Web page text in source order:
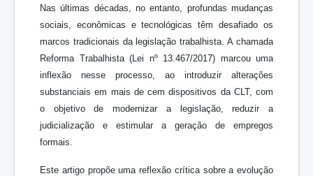
Nas últimas décadas, no entanto, profundas mudanças
sociais, econômicas e tecnológicas têm desafiado os
marcos tradicionais da legislação trabalhista. A chamada
Reforma Trabalhista (Lei nº 13.467/2017) marcou uma
inflexão nesse processo, ao introduzir alterações
substanciais em mais de cem dispositivos da CLT, com
o objetivo de modernizar a legislação, reduzir a
judicialização e estimular a geração de empregos
formais.
Este artigo propõe uma reflexão crítica sobre a evolução